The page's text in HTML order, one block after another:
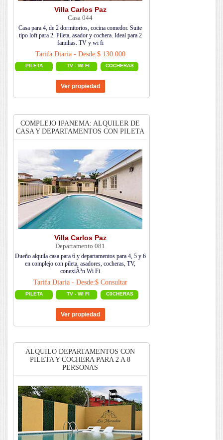
Villa Carlos Paz
Casa 044
Casa para 4, de 2 dormitorios, cocina comedor. Suite
tipo loft para 2. Pileta, asador y cochera. Ideal para 2
familias. TV y wi fi
Tarifa Diaria - Desde:$ 130.000
PILETA TV - WI FI COCHERAS
COMPLEJO IPANEMA: ALQUILER DE
CASA Y DEPARTAMENTOS CON PILETA
Villa Carlos Paz
Departamento 081
Dueño alquila casa para 6 y departamentos para 4, 5 y 6
en complejo con pileta, asadores, cocheras, TV,
conexiÃ³n Wi Fi
Tarifa Diaria - Desde:$ Consultar
PILETA TV - WI FI C0CHERAS
ALQUILO DEPARTAMENTOS CON
PILETA Y COCHERA PARA 2 A 8
PERSONAS